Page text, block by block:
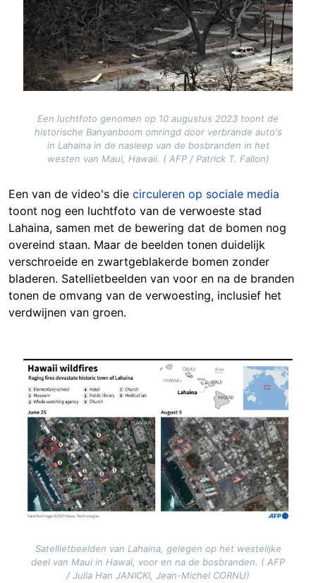
Een luchtfoto genomen op 10 augustus 2023 toont de
historische Banyanboom omringd door verbrande auto's
in Lahaina in de nasleep van de bosbranden in het
westen van Maui, Hawaii. ( AFP / Patrick T. Fallon)
Een van de video's die circuleren op sociale media
toont nog een luchtfoto van de verwoeste stad
Lahaina, samen met de bewering dat de bomen nog
overeind staan. Maar de beelden tonen duidelijk
verschroeide en zwartgeblakerde bomen zonder
bladeren. Satellietbeelden van voor en na de branden
tonen de omvang van de verwoesting, inclusief het
verdwijnen van groen.
Image
Satellietbeelden van Lahaina, gelegen op het westelijke
deel van Maui in Hawaï, voor en na de bosbranden. ( AFP
/ Julia Han JANICKI, Jean-Michel CORNU)